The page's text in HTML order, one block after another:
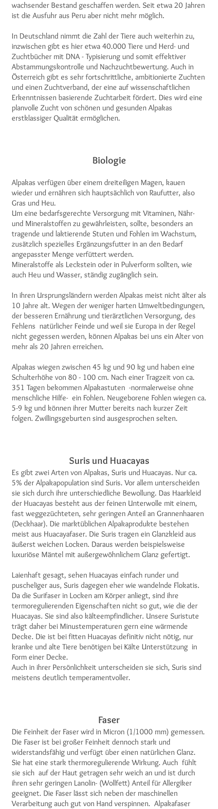
wachsender Bestand geschaffen werden. Seit etwa 20 Jahren
ist die Ausfuhr aus Peru aber nicht mehr möglich.
In Deutschland nimmt die Zahl der Tiere auch weiterhin zu,
inzwischen gibt es hier etwa 40.000 Tiere und Herd- und
Zuchtbücher mit DNA - Typisierung und somit effektiver
Abstammungskontrolle und Nachzuchtbewertung. Auch in
Österreich gibt es sehr fortschrittliche, ambitionierte Zuchten
und einen Zuchtverband, der eine auf wissenschaftlichen
Erkenntnissen basierende Zuchtarbeit fördert. Dies wird eine
planvolle Zucht von schönen und gesunden Alpakas
erstklassiger Qualität ermöglichen.
Biologie
Alpakas verfügen über einem dreiteiligen Magen, kauen
wieder und ernähren sich hauptsächlich von Raufutter, also
Gras und Heu.
Um eine bedarfsgerechte Versorgung mit Vitaminen, Nähr-
und Mineralstoffen zu gewährleisten, sollte, besonders an
tragende und laktierende Stuten und Fohlen im Wachstum,
zusätzlich spezielles Ergänzungsfutter in an den Bedarf
angepasster Menge verfüttert werden.
Mineralstoffe als Leckstein oder in Pulverform sollten, wie
auch Heu und Wasser, ständig zugänglich sein.
In ihren Ursprungsländern werden Alpakas meist nicht älter als
10 Jahre alt. Wegen der weniger harten Umweltbedingungen,
der besseren Ernährung und tierärztlichen Versorgung, des
Fehlens natürlicher Feinde und weil sie Europa in der Regel
nicht gegessen werden, können Alpakas bei uns ein Alter von
mehr als 20 Jahren erreichen.
Alpakas wiegen zwischen 45 kg und 90 kg und haben eine
Schulterhöhe von 80 - 100 cm. Nach einer Tragzeit von ca.
351 Tagen bekommen Alpakastuten -normalerweise ohne
menschliche Hilfe- ein Fohlen. Neugeborene Fohlen wiegen ca.
5-9 kg und können ihrer Mutter bereits nach kurzer Zeit
folgen. Zwillingsgeburten sind ausgesprochen selten.
Suris und Huacayas
Es gibt zwei Arten von Alpakas, Suris und Huacayas. Nur ca.
5% der Alpakapopulation sind Suris. Vor allem unterscheiden
sie sich durch ihre unterschiedliche Bewollung. Das Haarkleid
der Huacayas besteht aus der feinen Unterwolle mit einem,
fast weggezüchteten, sehr geringen Anteil an Grannenhaaren
(Deckhaar). Die marktüblichen Alpakaprodukte bestehen
meist aus Huacayafaser. Die Suris tragen ein Glanzkleid aus
äußerst weichen Locken. Daraus werden beispielsweise
luxuriöse Mäntel mit außergewöhnlichem Glanz gefertigt.
Laienhaft gesagt, sehen Huacayas einfach runder und
puscheliger aus, Suris dagegen eher wie wandelnde Flokatis.
Da die Surifaser in Locken am Körper anliegt, sind ihre
termoregulierenden Eigenschaften nicht so gut, wie die der
Huacayas. Sie sind also kälteempfindlicher. Unsere Suristute
trägt daher bei Minustemperaturen gern eine wärmende
Decke. Die ist bei fitten Huacayas definitiv nicht nötig, nur
kranke und alte Tiere benötigen bei Kälte Unterstützung in
Form einer Decke.
Auch in ihrer Persönlichkeit unterscheiden sie sich, Suris sind
meistens deutlich temperamentvoller.
Faser
Die Feinheit der Faser wird in Micron (1/1000 mm) gemessen.
Die Faser ist bei großer Feinheit dennoch stark und
widerstandsfähig und verfügt über einen natürlichen Glanz.
Sie hat eine stark thermoregulierende Wirkung. Auch fühlt
sie sich auf der Haut getragen sehr weich an und ist durch
ihren sehr geringen Lanolin- (Wollfett) Anteil für Allergiker
geeignet. Die Faser lässt sich neben der maschinellen
Verarbeitung auch gut von Hand verspinnen. Alpakafaser